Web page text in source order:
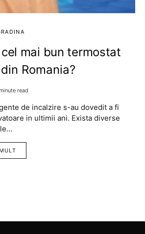
mai bun termostat
Romania?
read
de incalzire s-au dovedit a fi
in ultimii ani. Exista diverse